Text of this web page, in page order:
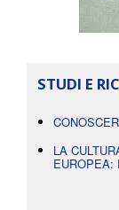
STUDI E
LA
EUROPEA: